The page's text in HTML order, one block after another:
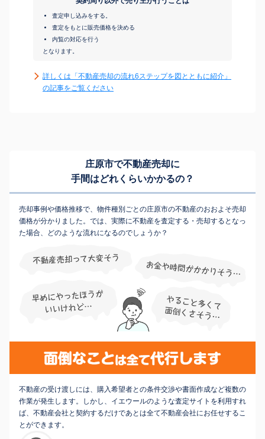
査定申し込みをする。
査定をもとに販売価格を決める
内覧の対応を行う
となります。
詳しくは「不動産売却の流れ6ステップを図とともに紹介」
の記事をご覧ください
庄原市で不動産売却に
手間はどれくらいかかるの？
売却事例や価格推移で、物件種別ごとの庄原市の不動産のおおよそ売却
価格が分かりました。では、実際に不動産を査定する・売却するとなっ
た場合、どのような流れになるのでしょうか？
不動産の受け渡しには、購入希望者との条件交渉や書面作成など複数の
作業が発生します。しかし、イエウールのような査定サイトを利用すれ
ば、不動産会社と契約するだけであとは全て不動産会社にお任せするこ
とができます。